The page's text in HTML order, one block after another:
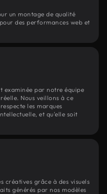
un montage de qualité
des performances web et
examinée par notre équipe
Nous veillons à ce
les marques
et qu'elle soit
créatives grâce à des visuels
générés par nos modèles